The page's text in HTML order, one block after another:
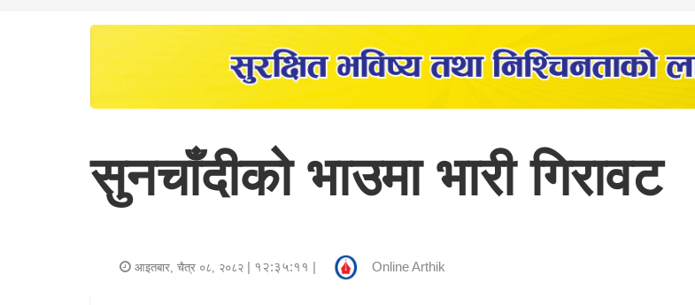
सुनचाँदीको भाउमा भारी गिरावट
आइतबार, चैत्र ०८, २०८२ | १२:३५:११ | Online Arthik